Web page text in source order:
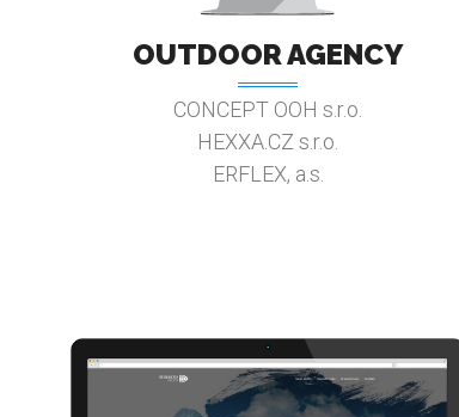
OUTDOOR AGENCY
CONCEPT OOH s.r.o.
HEXXA.CZ s.r.o.
ERFLEX, a.s.